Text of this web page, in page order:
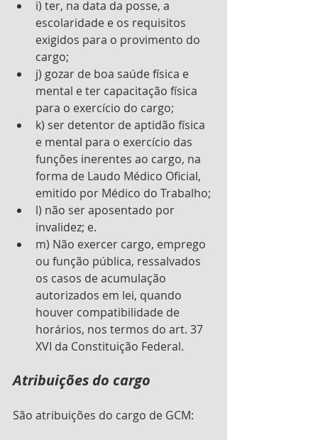
i) ter, na data da posse, a
escolaridade e os requisitos
exigidos para o provimento do
cargo;
j) gozar de boa saúde física e
mental e ter capacitação física
para o exercício do cargo;
k) ser detentor de aptidão física
e mental para o exercício das
funções inerentes ao cargo, na
forma de Laudo Médico Oficial,
emitido por Médico do Trabalho;
l) não ser aposentado por
invalidez; e.
m) Não exercer cargo, emprego
ou função pública, ressalvados
os casos de acumulação
autorizados em lei, quando
houver compatibilidade de
horários, nos termos do art. 37
XVI da Constituição Federal.
Atribuições do cargo
São atribuições do cargo de GCM: